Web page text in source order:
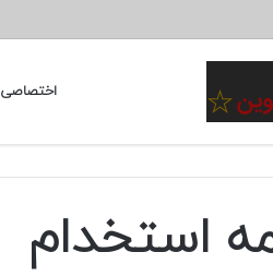
اختصاصی
استخدام